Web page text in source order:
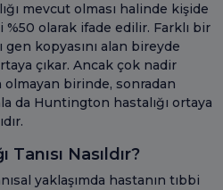
mevcut olması halinde kişide
%50 olarak ifade edilir. Farklı bir
kopyasını alan bireyde
çıkar. Ancak çok nadir
olmayan birinde, sonradan
da Huntington hastalığı ortaya
Nasıldır?
yaklaşımda hastanın tıbbi